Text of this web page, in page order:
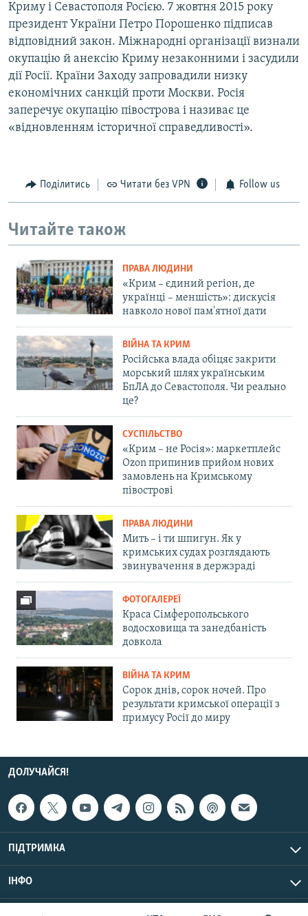
Криму і Севастополя Росією. 7 жовтня 2015 року
президент України Петро Порошенко підписав
відповідний закон. Міжнародні організації визнали
окупацію й анексію Криму незаконними і засудили
дії Росії. Країни Заходу запровадили низку
економічних санкцій проти Москви. Росія
заперечує окупацію півострова і називає це
«відновленням історичної справедливості».
Поділитись Читати без VPN Follow us
Читайте також
ПРАВА ЛЮДИНИ
«Крим – єдиний регіон, де
українці – меншість»: дискусія
навколо нової пам'ятної дати
ВІЙНА ТА КРИМ
Російська влада обіцяє закрити
морський шлях українським
БпЛА до Севастополя. Чи реально
це?
СУСПІЛЬСТВО
«Крим – не Росія»: маркетплейс
Ozon припинив прийом нових
замовлень на Кримському
півострові
ПРАВА ЛЮДИНИ
Мить – і ти шпигун. Як у
кримських судах розглядають
звинувачення в держзраді
ФОТОГАЛЕРЕЇ
Краса Сімферопольського
водосховища та занедбаність
довкола
ВІЙНА ТА КРИМ
Сорок днів, сорок ночей. Про
результати кримської операції з
примусу Росії до миру
ДОЛУЧАЙСЯ!
ПІДТРИМКА
ІНФО